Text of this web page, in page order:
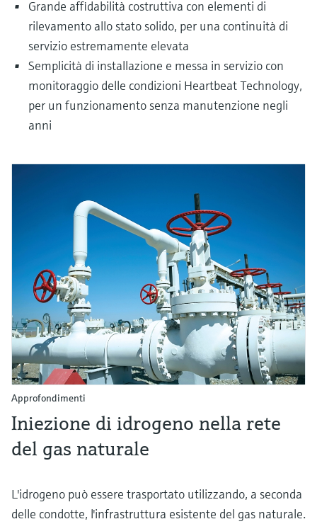
Grande affidabilità costruttiva con elementi di
rilevamento allo stato solido, per una continuità di
servizio estremamente elevata
Semplicità di installazione e messa in servizio con
monitoraggio delle condizioni Heartbeat Technology,
per un funzionamento senza manutenzione negli
anni
Approfondimenti
Iniezione di idrogeno nella rete
del gas naturale
L'idrogeno può essere trasportato utilizzando, a seconda
delle condotte, l'infrastruttura esistente del gas naturale.